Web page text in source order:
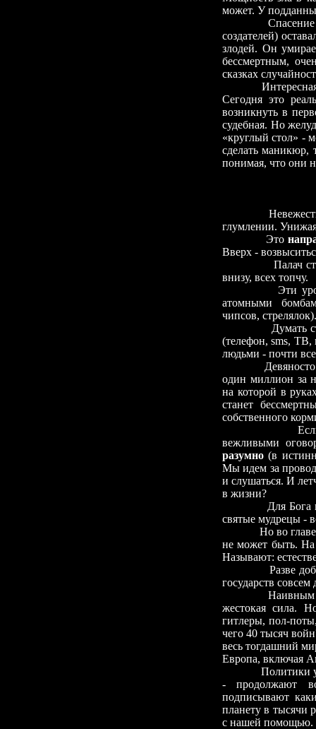
может. У
создателей)
злодей. Он
бессмертным,
сказках
Сегодня это
возникнуть в
судебная. Но
«круглый стол» -
сделать маникюр,
понимая, что они
глумлении. Унижая
Это
Вверх -
Палач
внизу, всех топчу.
Эти
атомными
чипсов,
Думать
(телефон, sms,
людьми - почти
один миллион за
на которой в
станет
собственного
вежливыми
разумно (в
Мы идем за
и слушаться. И
в жизни?
Для Бога
святые мудрецы -
Но во
не может быть.
Называют:
Разве
государств
Наивным
жестокая сила.
гитлеры, пол-
чего 40 тысяч
весь тогдашний
Европа, включая
Политики
- продолжают
подписывают
планету в тысячи
с нашей помощью.